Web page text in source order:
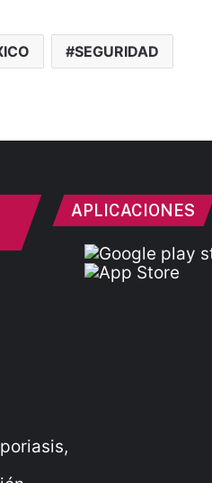
SEGURIDAD
APLICACIONES